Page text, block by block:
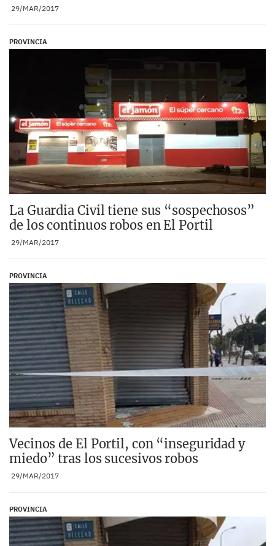
29/MAR/2017
PROVINCIA
La Guardia Civil tiene sus “sospechosos”
de los continuos robos en El Portil
29/MAR/2017
PROVINCIA
Vecinos de El Portil, con “inseguridad y
miedo” tras los sucesivos robos
29/MAR/2017
PROVINCIA